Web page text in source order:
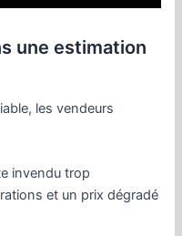
une estimation
les vendeurs
invendu trop
et un prix dégradé